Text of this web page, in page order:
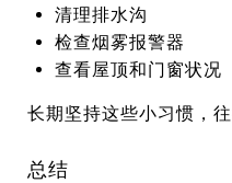
清理排水沟
检查烟雾报警器
查看屋顶和门窗状况
长期坚持这些小习惯，
总结